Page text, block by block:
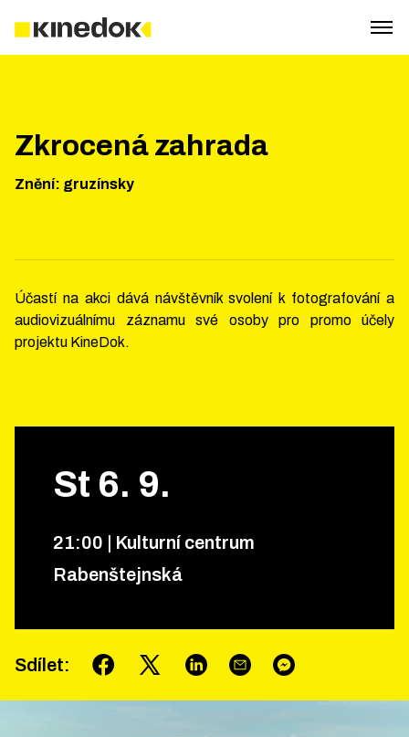
Zkrocená zahrada
Znění: gruzínsky
Účastí na akci dává návštěvník svolení k fotografování a
audiovizuálnímu záznamu své osoby pro promo účely
projektu KineDok.
St 6. 9.
21:00
Kulturní centrum
Rabenštejnská
Sdílet: